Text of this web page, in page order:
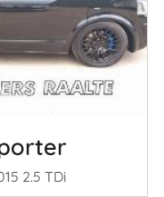
2.5 TDi